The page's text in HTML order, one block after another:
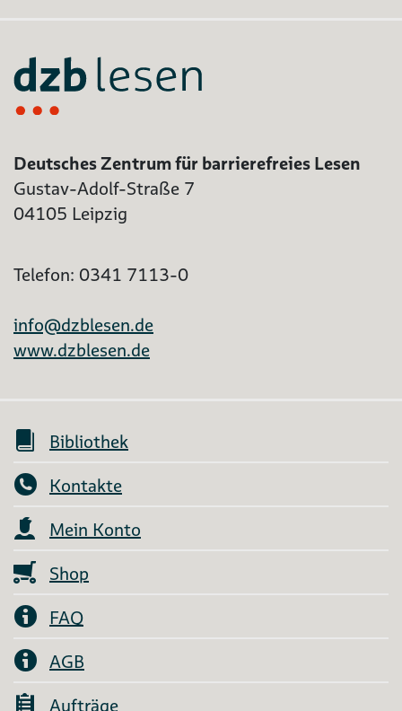
Deutsches Zentrum für barrierefreies Lesen
Gustav-Adolf-Straße 7
04105 Leipzig
Telefon: 0341 7113-0
info@dzblesen.de
www.dzblesen.de
Bibliothek
Kontakte
Mein Konto
Shop
FAQ
AGB
Aufträge